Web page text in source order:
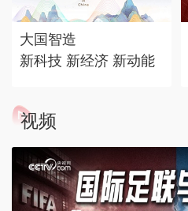
大国智造
新科技 新经济 新动能
视频